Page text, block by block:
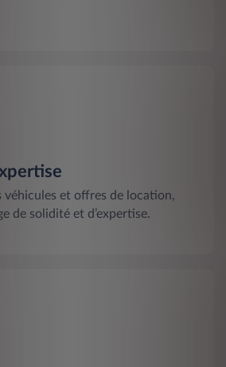
véhicules et offres de location,
de solidité et d’expertise.